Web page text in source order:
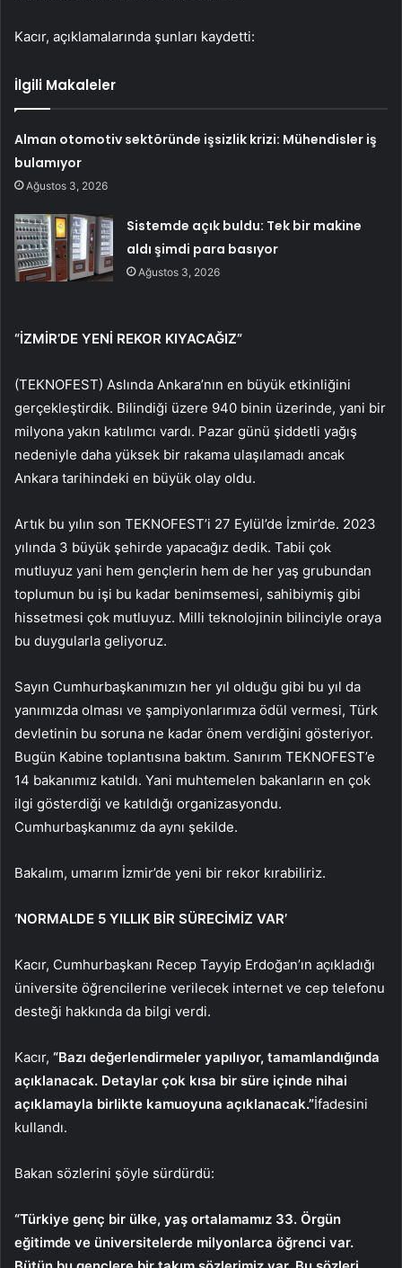
Kacır, açıklamalarında şunları kaydetti:
İlgili Makaleler
Alman otomotiv sektöründe işsizlik krizi: Mühendisler iş
bulamıyor
Ağustos 3, 2026
Sistemde açık buldu: Tek bir makine
aldı şimdi para basıyor
Ağustos 3, 2026
“İZMİR’DE YENİ REKOR KIYACAĞIZ”
(TEKNOFEST) Aslında Ankara’nın en büyük etkinliğini
gerçekleştirdik. Bilindiği üzere 940 binin üzerinde, yani bir
milyona yakın katılımcı vardı. Pazar günü şiddetli yağış
nedeniyle daha yüksek bir rakama ulaşılamadı ancak
Ankara tarihindeki en büyük olay oldu.
Artık bu yılın son TEKNOFEST’i 27 Eylül’de İzmir’de. 2023
yılında 3 büyük şehirde yapacağız dedik. Tabii çok
mutluyuz yani hem gençlerin hem de her yaş grubundan
toplumun bu işi bu kadar benimsemesi, sahibiymiş gibi
hissetmesi çok mutluyuz. Milli teknolojinin bilinciyle oraya
bu duygularla geliyoruz.
Sayın Cumhurbaşkanımızın her yıl olduğu gibi bu yıl da
yanımızda olması ve şampiyonlarımıza ödül vermesi, Türk
devletinin bu soruna ne kadar önem verdiğini gösteriyor.
Bugün Kabine toplantısına baktım. Sanırım TEKNOFEST’e
14 bakanımız katıldı. Yani muhtemelen bakanların en çok
ilgi gösterdiği ve katıldığı organizasyondu.
Cumhurbaşkanımız da aynı şekilde.
Bakalım, umarım İzmir’de yeni bir rekor kırabiliriz.
‘NORMALDE 5 YILLIK BİR SÜRECİMİZ VAR’
Kacır, Cumhurbaşkanı Recep Tayyip Erdoğan’ın açıkladığı
üniversite öğrencilerine verilecek internet ve cep telefonu
desteği hakkında da bilgi verdi.
Kacır, “Bazı değerlendirmeler yapılıyor, tamamlandığında
açıklanacak. Detaylar çok kısa bir süre içinde nihai
açıklamayla birlikte kamuoyuna açıklanacak.”İfadesini
kullandı.
Bakan sözlerini şöyle sürdürdü:
“Türkiye genç bir ülke, yaş ortalamamız 33. Örgün
eğitimde ve üniversitelerde milyonlarca öğrenci var.